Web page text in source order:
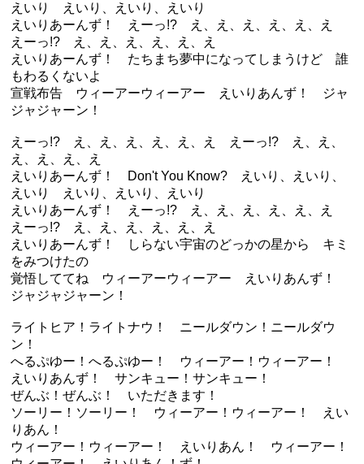
えいり えいり、えいり、えいり
えいりあーんず！ えーっ!? え、え、え、え、え、え
えーっ!? え、え、え、え、え、え
えいりあーんず！ たちまち夢中になってしまうけど 誰
もわるくないよ
宣戦布告 ウィーアーウィーアー えいりあんず！ ジャ
ジャジャーン！
えーっ!? え、え、え、え、え、え えーっ!? え、え、
え、え、え、え
えいりあーんず！ Don't You Know? えいり、えいり、
えいり えいり、えいり、えいり
えいりあーんず！ えーっ!? え、え、え、え、え、え
えーっ!? え、え、え、え、え、え
えいりあーんず！ しらない宇宙のどっかの星から キミ
をみつけたの
覚悟しててね ウィーアーウィーアー えいりあんず！
ジャジャジャーン！
ライトヒア！ライトナウ！ ニールダウン！ニールダウ
ン！
へるぷゆー！へるぷゆー！ ウィーアー！ウィーアー！
えいりあんず！ サンキュー！サンキュー！
ぜんぶ！ぜんぶ！ いただきます！
ソーリー！ソーリー！ ウィーアー！ウィーアー！ えい
りあん！
ウィーアー！ウィーアー！ えいりあん！ ウィーアー！